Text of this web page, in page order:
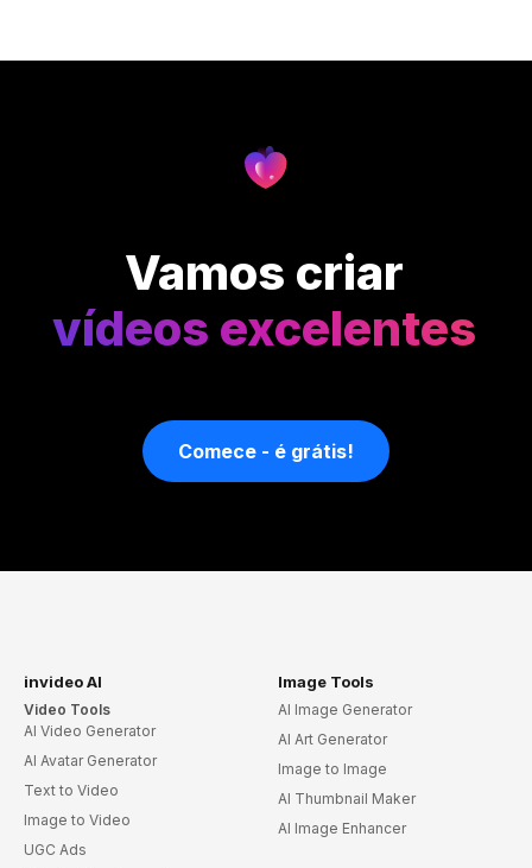
Vamos criar
vídeos excelentes
Comece - é grátis!
invideo AI
Video Tools
AI Video Generator
AI Avatar Generator
Text to Video
Image to Video
UGC Ads
Image Tools
AI Image Generator
AI Art Generator
Image to Image
AI Thumbnail Maker
AI Image Enhancer